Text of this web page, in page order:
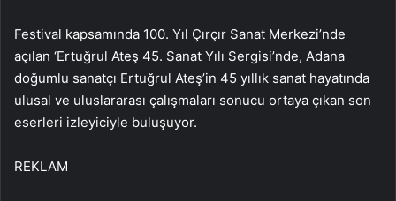
Festival kapsamında 100. Yıl Çırçır Sanat Merkezi’nde
açılan ‘Ertuğrul Ateş 45. Sanat Yılı Sergisi’nde, Adana
doğumlu sanatçı Ertuğrul Ateş’in 45 yıllık sanat hayatında
ulusal ve uluslararası çalışmaları sonucu ortaya çıkan son
eserleri izleyiciyle buluşuyor.
REKLAM